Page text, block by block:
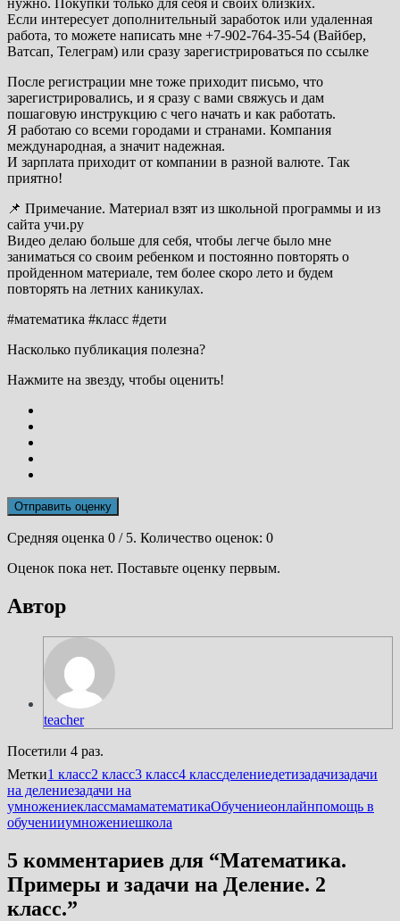
Если интересует дополнительный заработок или удаленная
работа, то можете написать мне +7-902-764-35-54 (Вайбер,
Ватсап, Телеграм) или сразу зарегистрироваться по ссылке
После регистрации мне тоже приходит письмо, что
зарегистрировались, и я сразу с вами свяжусь и дам
пошаговую инструкцию с чего начать и как работать.
Я работаю со всеми городами и странами. Компания
международная, а значит надежная.
И зарплата приходит от компании в разной валюте. Так
приятно!
📌 Примечание. Материал взят из школьной программы и из
сайта учи.ру
Видео делаю больше для себя, чтобы легче было мне
заниматься со своим ребенком и постоянно повторять о
пройденном материале, тем более скоро лето и будем
повторять на летних каникулах.
#математика #класс #дети
Насколько публикация полезна?
Нажмите на звезду, чтобы оценить!
Отправить оценку
Средняя оценка 0 / 5. Количество оценок: 0
Оценок пока нет. Поставьте оценку первым.
Автор
teacher
Посетили 4 раз.
Метки1 класс2 класс3 класс4 классделениедетизадачизадачи
на делениезадачи на
умножениеклассмамаматематикаОбучениеонлайнпомощь в
обученииумножениешкола
5 комментариев для “Математика.
Примеры и задачи на Деление. 2
класс.”